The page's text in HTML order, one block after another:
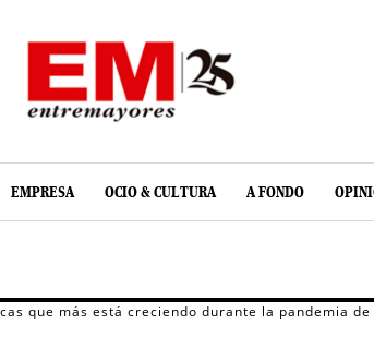
EMPRESA OCIO & CULTURA A FONDO
que más está creciendo durante la pandemia de